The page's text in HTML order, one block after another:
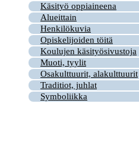
Käsityö oppiaineena
Alueittain
Henkilökuvia
Opiskelijoiden töitä
Koulujen käsityösivustoja
Muoti, tyylit
Osakulttuurit, alakulttuurit
Traditiot, juhlat
Symboliikka